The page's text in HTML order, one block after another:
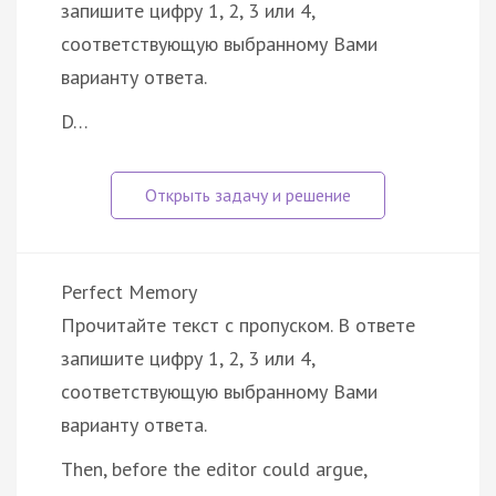
запишите цифру 1, 2, 3 или 4,
соответствующую выбранному Вами
варианту ответа.
D…
Perfect Memory
Прочитайте текст с пропуском. В ответе
запишите цифру 1, 2, 3 или 4,
соответствующую выбранному Вами
варианту ответа.
Then, before the editor could argue,